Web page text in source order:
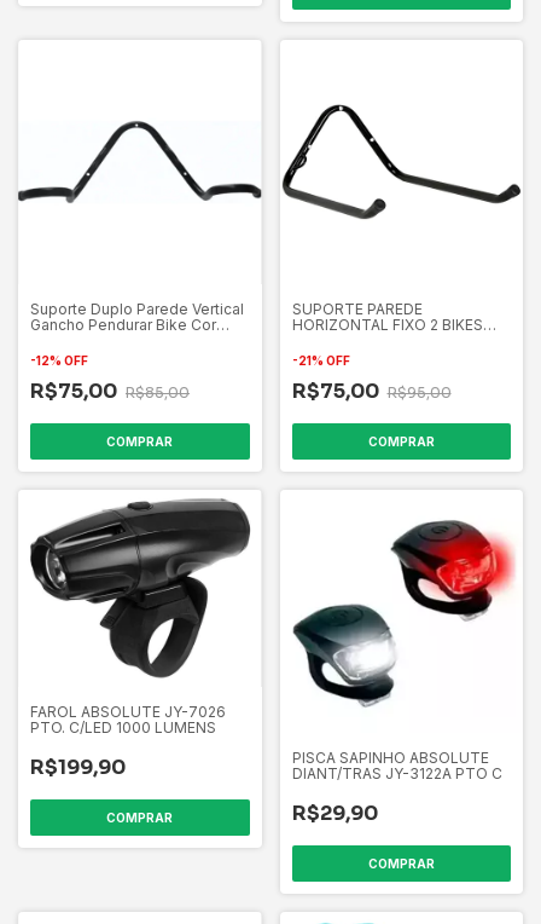
Suporte Duplo Parede Vertical
Gancho Pendurar Bike Cor
-12% OFF
R$75,00 R$85,00
COMPRAR
SUPORTE PAREDE
HORIZONTAL FIXO 2 BIKES
-21% OFF
R$75,00 R$95,00
COMPRAR
FAROL ABSOLUTE JY-7026
PTO. C/LED 1000 LUMENS
R$199,90
PISCA SAPINHO ABSOLUTE
DIANT/TRAS JY-3122A PTO C
R$29,90